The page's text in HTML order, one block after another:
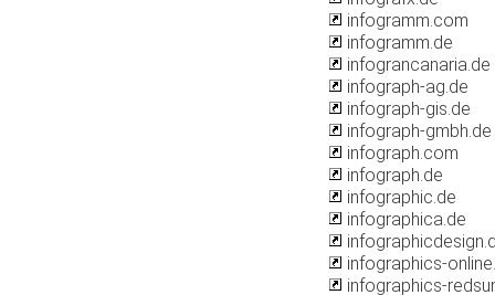
infogramm.com
infogramm.de
infograncanaria.de
infograph-ag.de
infograph-gis.de
infograph-gmbh.de
infograph.com
infograph.de
infographic.de
infographica.de
infographics-
infographics-